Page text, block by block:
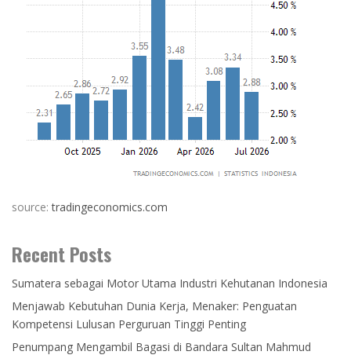
source:tradingeconomics.com
Recent Posts
Sumatera sebagai Motor Utama Industri Kehutanan Indonesia
Menjawab Kebutuhan Dunia Kerja, Menaker: Penguatan
Kompetensi Lulusan Perguruan Tinggi Penting
Penumpang Mengambil Bagasi di Bandara Sultan Mahmud